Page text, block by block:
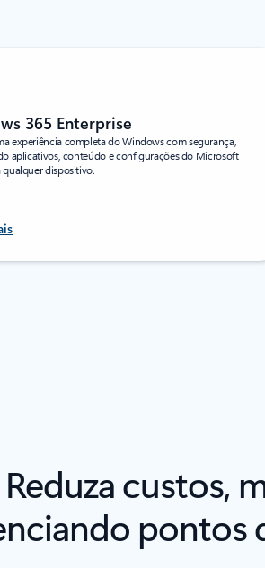
365 Enterprise​
experiência completa do Windows com segurança,
aplicativos, conteúdo e configurações do Microsoft
qualquer dispositivo.
Reduza custos,
pontos